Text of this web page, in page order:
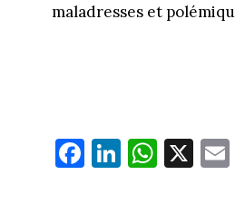
maladresses et
Fa
ce
Li
nk
W
ha
X